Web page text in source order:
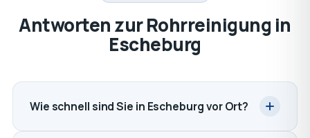
Antworten zur Rohrreinigung in
Escheburg
Wie schnell sind Sie in Escheburg vor Ort?